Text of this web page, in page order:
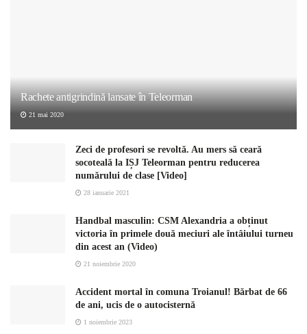
Rachete antigrindină lansate în Teleorman
21 mai 2020
Zeci de profesori se revoltă. Au mers să ceară
socoteală la IȘJ Teleorman pentru reducerea
numărului de clase [Video]
28 ianuarie 2021
Handbal masculin: CSM Alexandria a obținut
victoria în primele două meciuri ale întâiului turneu
din acest an (Video)
21 noiembrie 2020
Accident mortal în comuna Troianul! Bărbat de 66
de ani, ucis de o autocisternă
1 noiembrie 2023